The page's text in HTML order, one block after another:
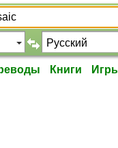
Книги